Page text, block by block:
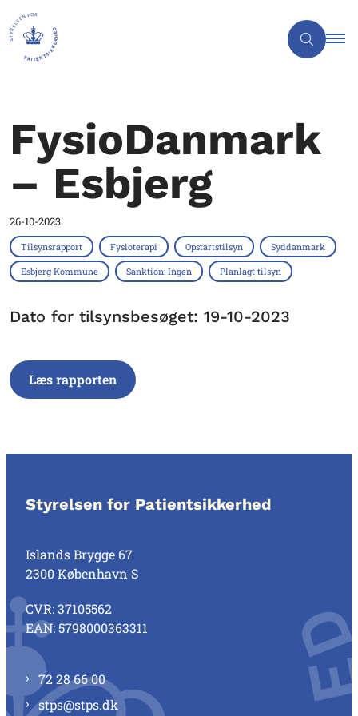
FysioDanmark
– Esbjerg
26-10-2023
Tilsynsrapport Fysioterapi Opstartstilsyn Syddanmark
Esbjerg Kommune Sanktion: Ingen Planlagt tilsyn
Dato for tilsynsbesøget: 19-10-2023
Læs rapporten
Styrelsen for Patientsikkerhed
Islands Brygge 67
2300 København S
CVR: 37105562
EAN: 5798000363311
72 28 66 00
stps@stps.dk